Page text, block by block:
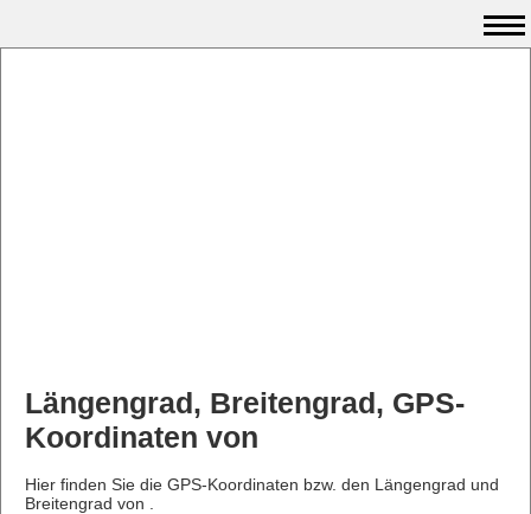
Längengrad, Breitengrad, GPS-
Koordinaten von
Hier finden Sie die GPS-Koordinaten bzw. den Längengrad und
Breitengrad von .